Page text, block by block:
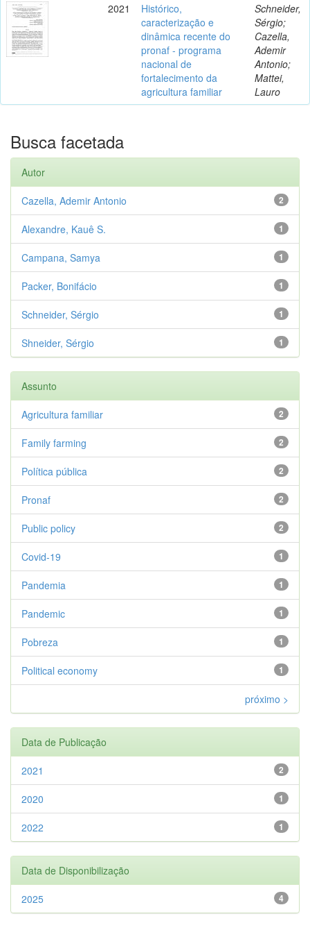
2021
Histórico,
caracterização e
dinâmica recente do
pronaf - programa
nacional de
fortalecimento da
agricultura familiar
Schneider,
Sérgio;
Cazella,
Ademir
Antonio;
Mattei,
Lauro
Busca facetada
Autor
2
Cazella, Ademir Antonio
1
Alexandre, Kauê S.
1
Campana, Samya
1
Packer, Bonifácio
1
Schneider, Sérgio
1
Shneider, Sérgio
Assunto
2
Agricultura familiar
2
Family farming
2
Política pública
2
Pronaf
2
Public policy
1
Covid-19
1
Pandemia
1
Pandemic
1
Pobreza
1
Political economy
próximo >
Data de Publicação
2
2021
1
2020
1
2022
Data de Disponibilização
4
2025